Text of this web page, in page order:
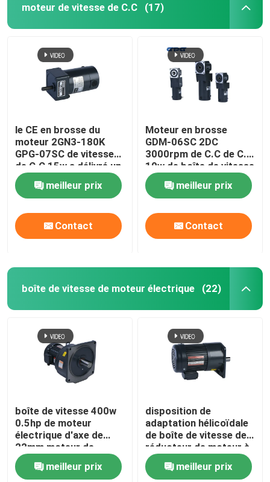
moteur de vitesse de C.C (17)
le CE en brosse du
moteur 2GN3-180K
GPG-07SC de vitesse
de C.C 15w a délivré un
certificat
meilleur prix
Contact
Moteur en brosse
GDM-06SC 2DC
3000rpm de C.C de C.C
10w de boîte de vitesse
de moteur
meilleur prix
Contact
boîte de vitesse de moteur électrique (22)
boîte de vitesse 400w
0.5hp de moteur
électrique d'axe de
22mm moteur de
Reductor de 3 phases
meilleur prix
disposition de
adaptation hélicoïdale
de boîte de vitesse de
réducteur de moteur à
courant alternatif de
750W 1HPmeilleur prix